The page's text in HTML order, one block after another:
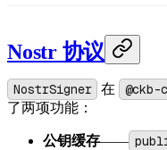
Nostr 协议
NostrSigner 在
了两项功能：
公钥缓存——